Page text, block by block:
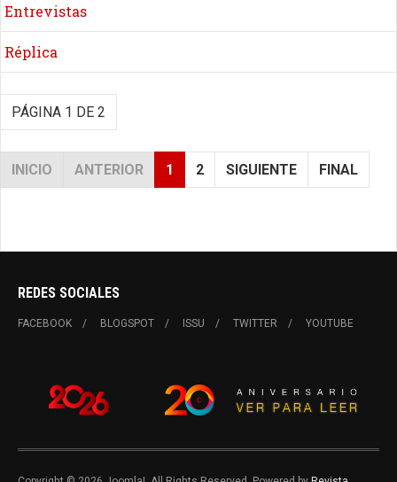
Entrevistas
Réplica
PÁGINA 1 DE 2
INICIO ANTERIOR 1 2 SIGUIENTE FINAL
REDES SOCIALES
FACEBOOK BLOGSPOT ISSU TWITTER YOUTUBE